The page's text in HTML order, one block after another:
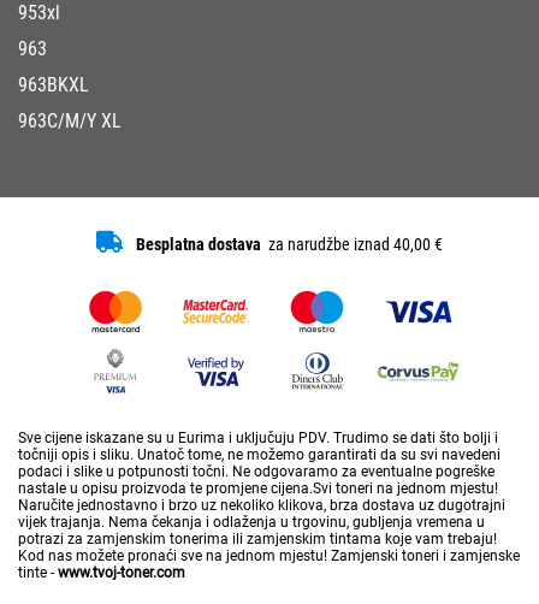
953xl
963
963BKXL
963C/M/Y XL
Besplatna dostava za narudžbe iznad 40,00 €
Sve cijene iskazane su u Eurima i uključuju PDV. Trudimo se dati što bolji i
točniji opis i sliku. Unatoč tome, ne možemo garantirati da su svi navedeni
podaci i slike u potpunosti točni. Ne odgovaramo za eventualne pogreške
nastale u opisu proizvoda te promjene cijena.Svi toneri na jednom mjestu!
Naručite jednostavno i brzo uz nekoliko klikova, brza dostava uz dugotrajni
vijek trajanja. Nema čekanja i odlaženja u trgovinu, gubljenja vremena u
potrazi za zamjenskim tonerima ili zamjenskim tintama koje vam trebaju!
Kod nas možete pronaći sve na jednom mjestu! Zamjenski toneri i zamjenske
tinte - www.tvoj-toner.com